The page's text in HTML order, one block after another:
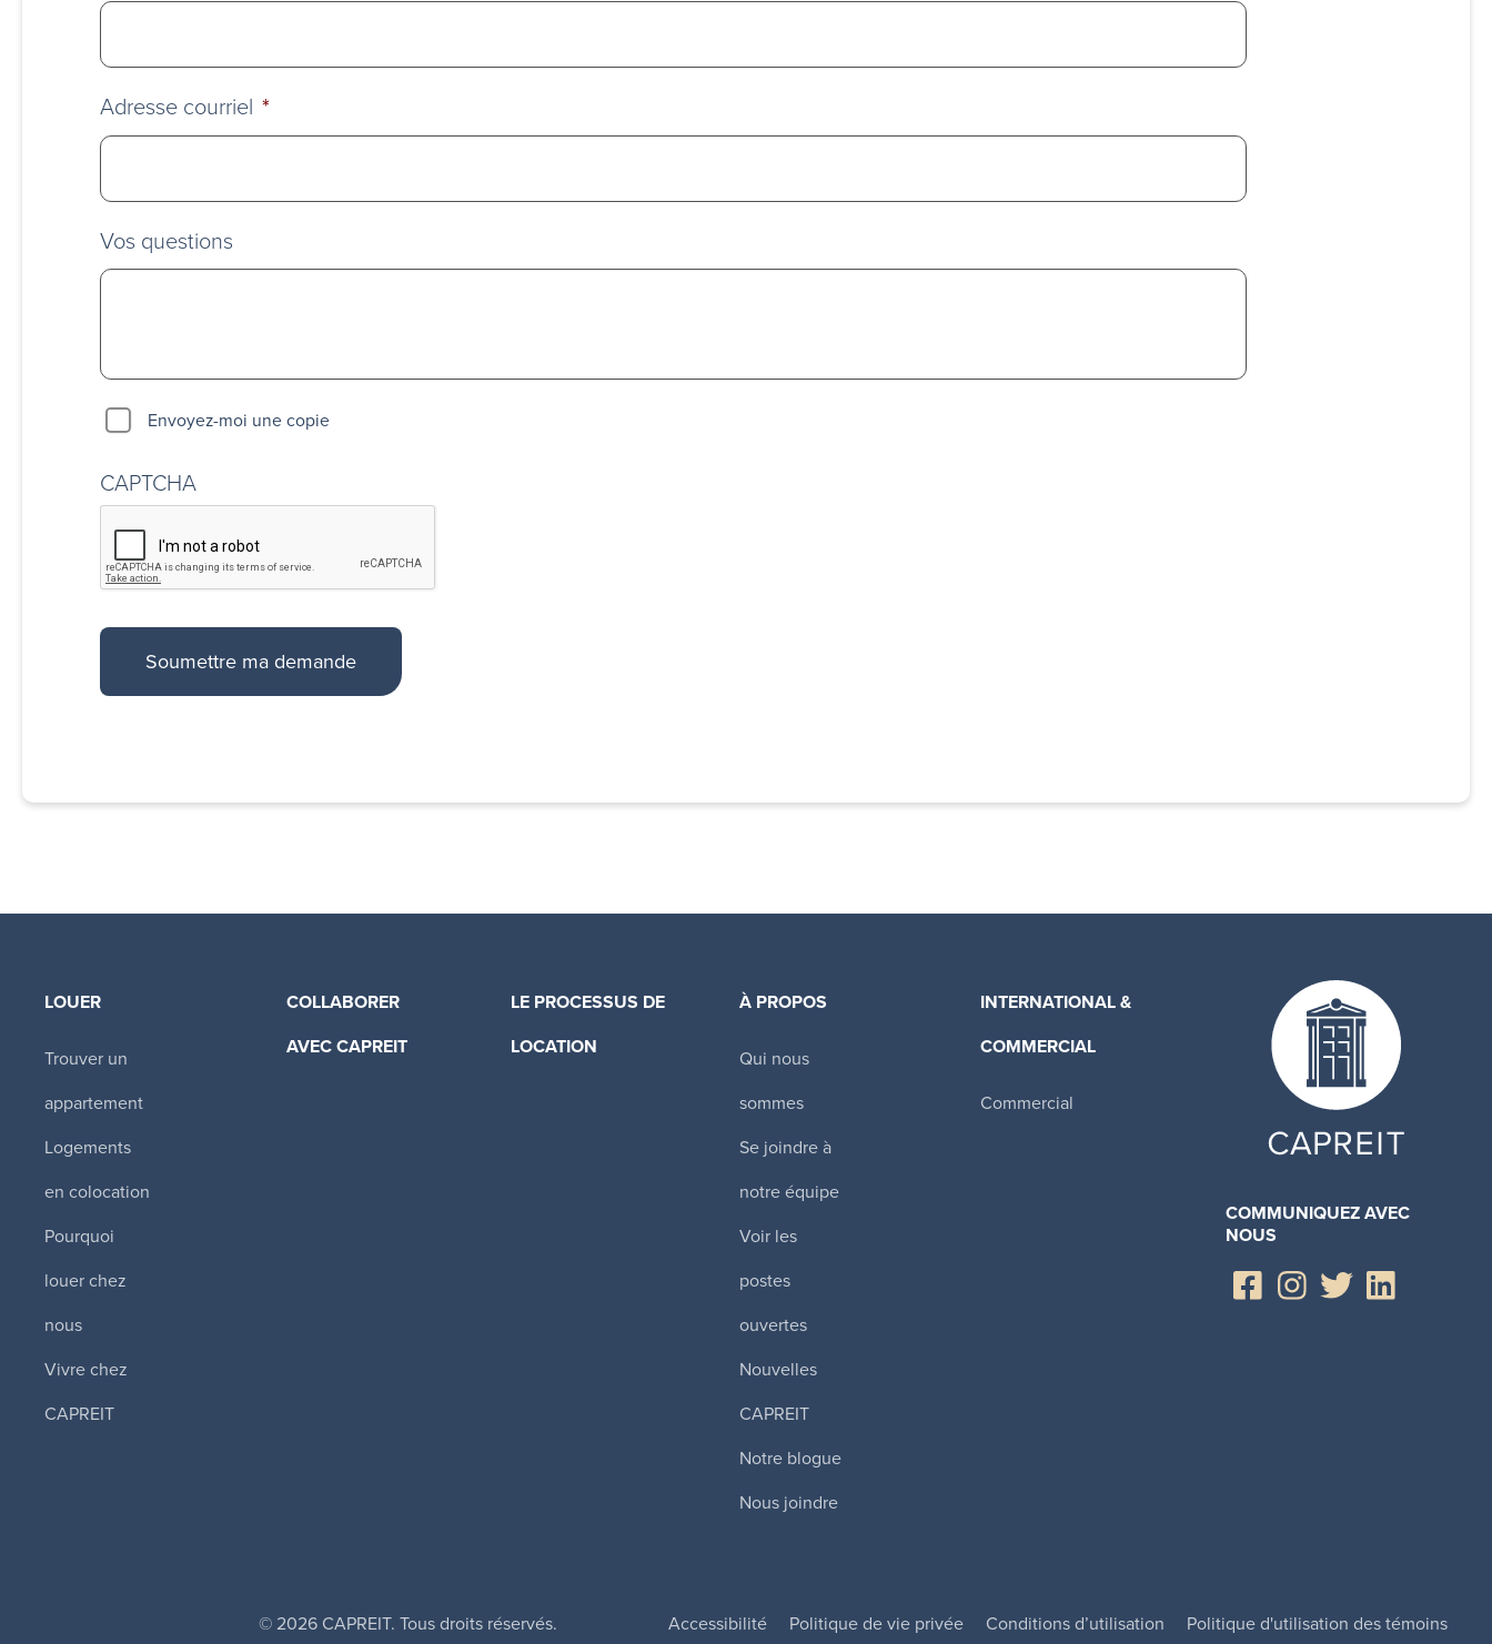
Adresse courriel *
Vos questions
Envoyez-moi une copie
CAPTCHA
LOUER
Trouver un
appartement
Logements
en colocation
Pourquoi
louer chez
nous
Vivre chez
CAPREIT
COLLABORER
AVEC CAPREIT​
LE PROCESSUS DE
LOCATION
À PROPOS
Qui nous
sommes
Se joindre à
notre équipe
Voir les
postes
ouvertes
Nouvelles
CAPREIT
Notre blogue
Nous joindre
INTERNATIONAL &
COMMERCIAL
Commercial
Canadian Apartment Properties REIT
COMMUNIQUEZ AVEC
NOUS
© 2026 CAPREIT. Tous droits réservés. Accessibilité Politique de vie privée Conditions d’utilisation Politique d'utilisation des témoins